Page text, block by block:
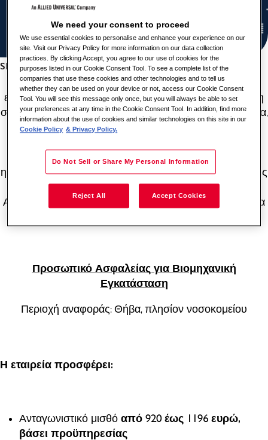
Share this job
G4S Secure Solutions, μέλος του Πολυεθνικού Ομίλου
εταιρειών τηςAllied Universal, αποτελεί παγκόσμιο ηγέτη
στις ολοκληρωμένες υπηρεσίες ασφάλειας. Στην Ελλάδα,
παρέχει από το 1979 κορυφαίες υπηρεσίες
αξιών, καθώς και εγκατάσταση και διαχείριση
ηλεκτρονικών συστημάτων ασφαλείας. Λόγω σημαντικής
ανάπτυξης στον Επιχειρησιακό τομέα των Υπηρεσιών
Ασφαλείας & Φύλαξης, επιθυμούμε να εντάξουμε άμεσα
Προσωπικό Ασφαλείας για Βιομηχανική
Εγκατάσταση
Περιοχή αναφοράς: Θήβα, πλησίον νοσοκομείου
Η εταιρεία προσφέρει:
Ανταγωνιστικό μισθό από 920 έως 1196 ευρώ,
βάσει προϋπηρεσίας
We need your consent to proceed
We use essential cookies to personalise and enhance your experience on our
site. Visit our Privacy Policy for more information on our data collection
practices. By clicking Accept, you agree to our use of cookies for the
purposes listed in our Cookie Consent Tool. To see a complete list of the
companies that use these cookies and other technologies and to tell us
whether they can be used on your device or not, access our Cookie Consent
Tool. You will see this message only once, but you will always be able to set
your preferences at any time in the Cookie Consent Tool. In addition, find more
information about the use of cookies and similar technologies on this site in our
Cookie Policy & Privacy Policy.
Do Not Sell or Share My Personal Information
Reject All Accept Cookies